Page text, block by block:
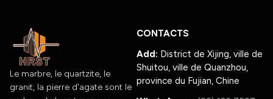
Le marbre, le quartzite, le
granit, la pierre d'agate sont le
CONTACTS
Add: District de Xijing, ville de
Shuitou, ville de Quanzhou,
province du Fujian, Chine